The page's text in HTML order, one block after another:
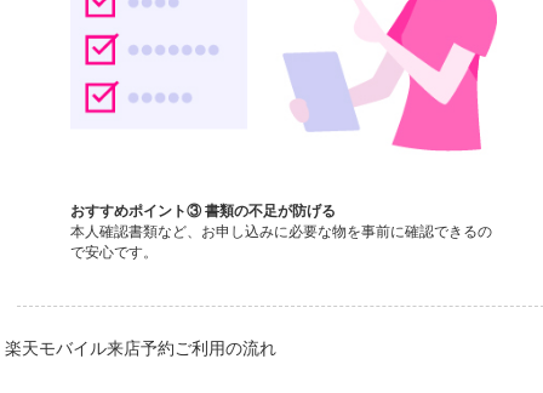
おすすめポイント③ 書類の不足が防げる
本人確認書類など、お申し込みに必要な物を事前に確認できるの
で安心です。
楽天モバイル来店予約ご利用の流れ